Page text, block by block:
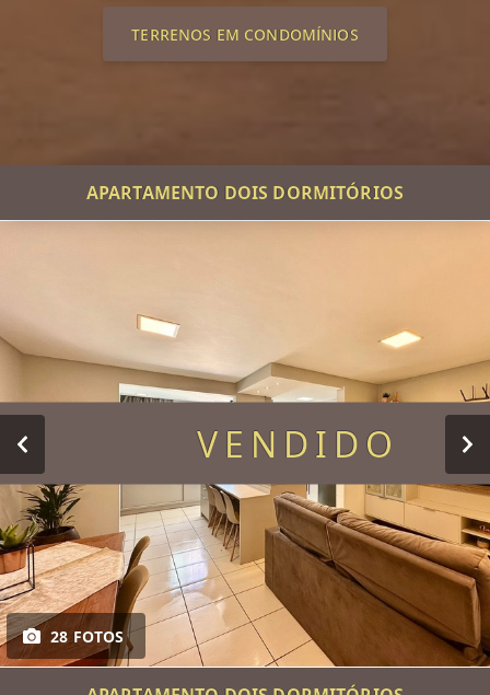
TERRENOS EM CONDOMÍNIOS
APARTAMENTO DOIS DORMITÓRIOS
28 FOTOS
VENDIDO